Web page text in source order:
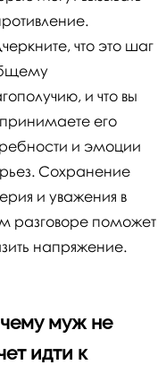
что это шаг
и что вы
его
и эмоции
Сохранение
и уважения в
разговоре поможет
напряжение.
муж не
идти к